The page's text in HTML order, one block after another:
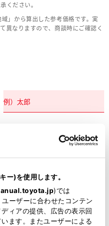
ー)を使用します。
)では
ーザーに合わせたコンテン
ィアの提供、広告の表示回
ます。またユーザーによる
ください。
」から算出した参考価格です。実
異なりますので、商談時にご確認く